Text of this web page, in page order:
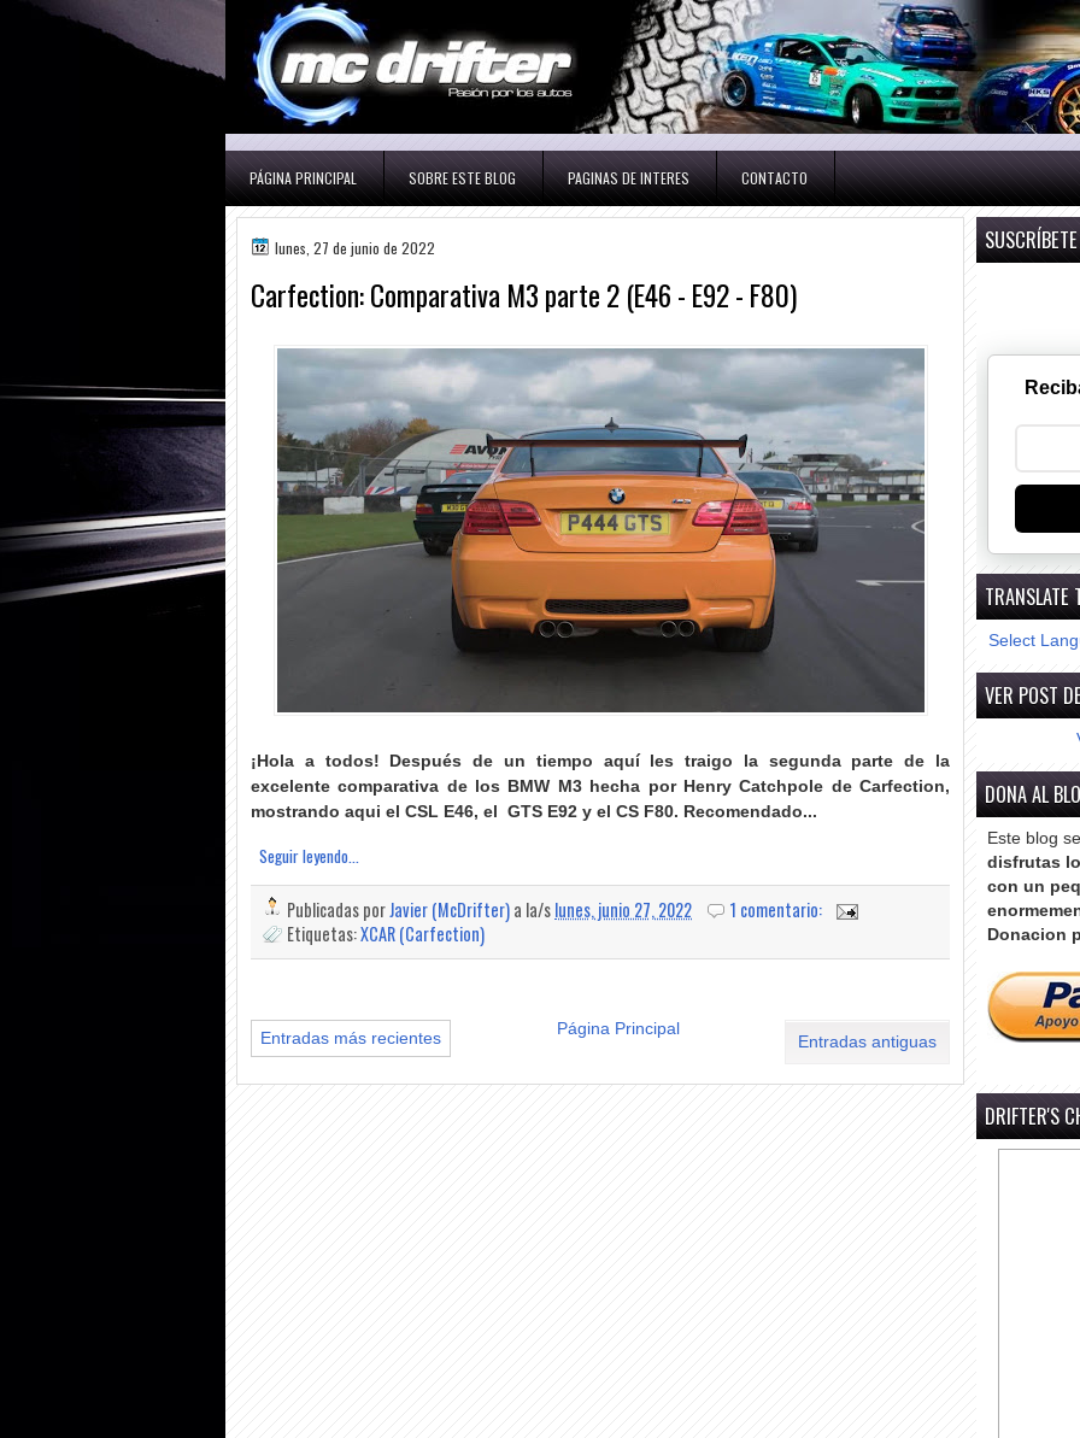
PÁGINA PRINCIPAL SOBRE ESTE BLOG PAGINAS DE INTERES CONTACTO
lunes, 27 de junio de 2022
Carfection: Comparativa M3 parte 2 (E46 - E92 - F80)
¡Hola a todos! Después de un tiempo aquí les traigo la segunda parte de la
excelente comparativa de los BMW M3 hecha por Henry Catchpole de Carfection,
mostrando aqui el CSL E46, el GTS E92 y el CS F80. Recomendado...
Seguir leyendo...
Publicadas porJavier (McDrifter)a la/slunes, junio 27, 2022
1 comentario:
Etiquetas:XCAR (Carfection)
Entradas más recientes Entradas antiguas
Página Principal
TRANSLATE
Select
VER POST
DONA AL
Este blog
disfrutas
con un
Donacion
DRIFTER'S